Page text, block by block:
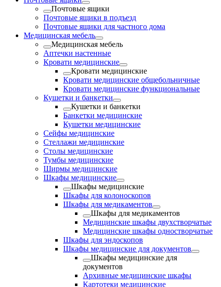
Почтовые ящики
Почтовые ящики в подъезд
Почтовые ящики для частного дома
Медицинская мебель
Медицинская мебель
Аптечки настенные
Кровати медицинские
Кровати медицинские
Кровати медицинские общебольничные
Кровати медицинские функциональные
Кушетки и банкетки
Кушетки и банкетки
Банкетки медицинские
Кушетки медицинские
Сейфы медицинские
Стеллажи медицинские
Столы медицинские
Тумбы медицинские
Ширмы медицинские
Шкафы медицинские
Шкафы медицинские
Шкафы для колоноскопов
Шкафы для медикаментов
Шкафы для медикаментов
Медицинские шкафы двухстворчатые
Медицинские шкафы одностворчатые
Шкафы для эндоскопов
Шкафы медицинские для документов
Шкафы медицинские для
документов
Архивные медицинские шкафы
Картотеки медицинские